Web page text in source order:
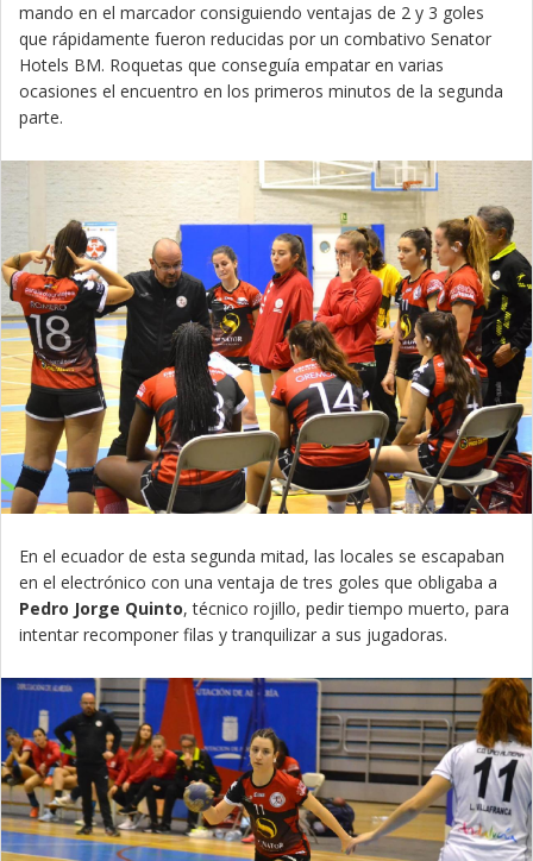
mando en el marcador consiguiendo ventajas de 2 y 3 goles
que rápidamente fueron reducidas por un combativo Senator
Hotels BM. Roquetas que conseguía empatar en varias
ocasiones el encuentro en los primeros minutos de la segunda
parte.
En el ecuador de esta segunda mitad, las locales se escapaban
en el electrónico con una ventaja de tres goles que obligaba a
Pedro Jorge Quinto, técnico rojillo, pedir tiempo muerto, para
intentar recomponer filas y tranquilizar a sus jugadoras.